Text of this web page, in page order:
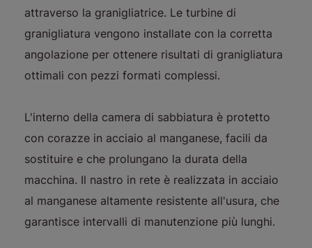
attraverso la granigliatrice. Le turbine di
granigliatura vengono installate con la corretta
angolazione per ottenere risultati di granigliatura
ottimali con pezzi formati complessi.
L'interno della camera di sabbiatura è protetto
con corazze in acciaio al manganese, facili da
sostituire e che prolungano la durata della
macchina. Il nastro in rete è realizzata in acciaio
al manganese altamente resistente all'usura, che
garantisce intervalli di manutenzione più lunghi.